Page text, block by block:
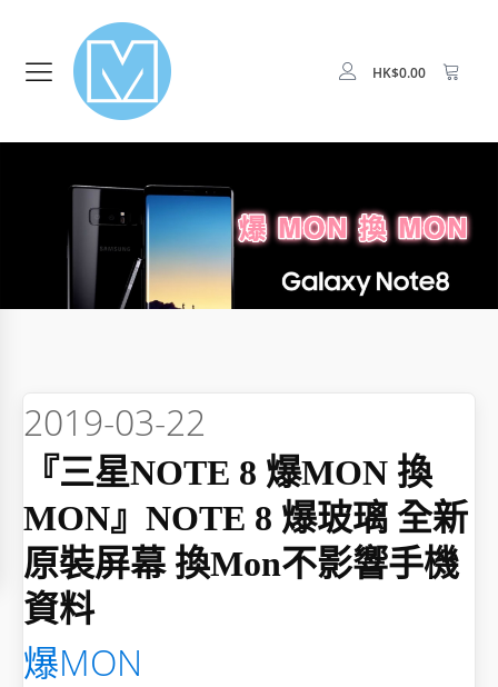
HK$0.00
2019-03-22
『三星NOTE 8 爆MON 換
MON』NOTE 8 爆玻璃 全新
原裝屏幕 換mon不影響手機
資料
爆MON